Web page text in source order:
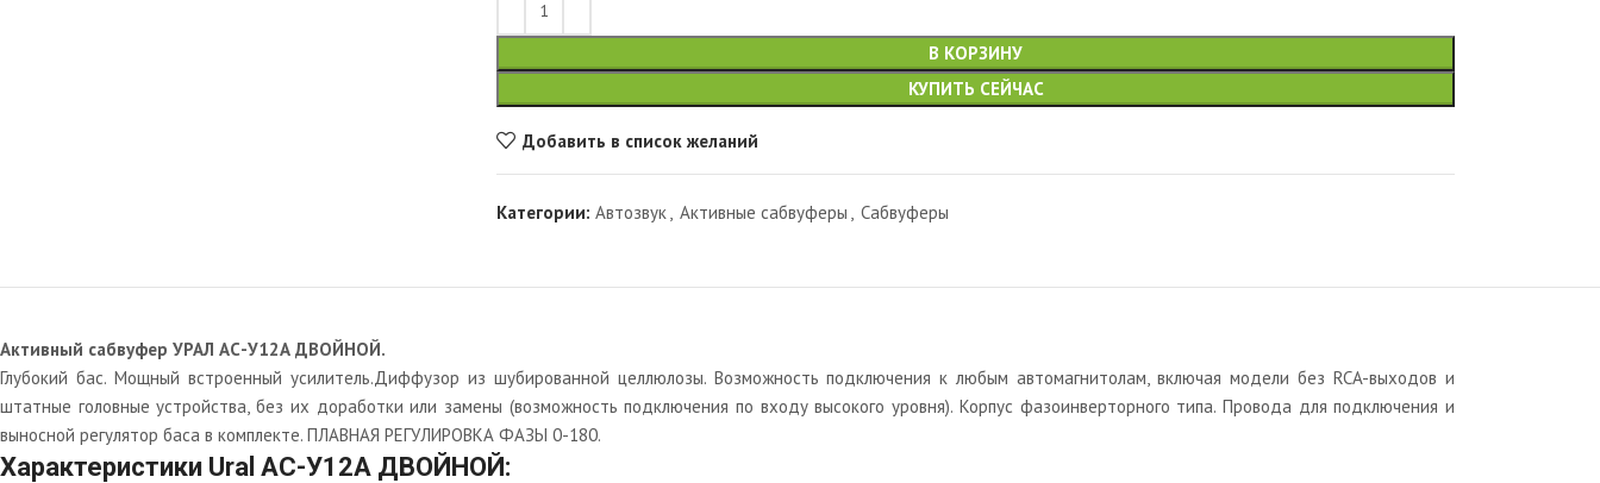
В КОРЗИНУ
КУПИТЬ СЕЙЧАС
Добавить в список желаний
Категории: Автозвук, Активные сабвуферы , Сабвуферы
Активный сабвуфер УРАЛ АС-У12А ДВОЙНОЙ.
Глубокий бас. Мощный встроенный усилитель.Диффузор из шубированной целлюлозы. Возможность подключения к любым автомагнитолам, включая модели без RCA-выходов и
штатные головные устройства, без их доработки или замены (возможность подключения по входу высокого уровня). Корпус фазоинверторного типа. Провода для подключения и
выносной регулятор баса в комплекте. ПЛАВНАЯ РЕГУЛИРОВКА ФАЗЫ 0-180.
Характеристики Ural АС-У12А ДВОЙНОЙ: